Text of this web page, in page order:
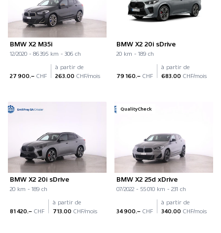
BMW X2 M35i
12/2020 - 86 395 km - 306 ch
27 900.– CHF
à partir de
263.00 CHF/mois
BMW X2 20i sDrive
20 km - 189 ch
79 160.– CHF
à partir de
683.00 CHF/mois
BMW X2 20i sDrive
20 km - 189 ch
81 420.– CHF
à partir de
713.00 CHF/mois
QualityCheck
BMW X2 25d xDrive
07/2022 - 55 010 km - 231 ch
34 900.– CHF
à partir de
340.00 CHF/mois